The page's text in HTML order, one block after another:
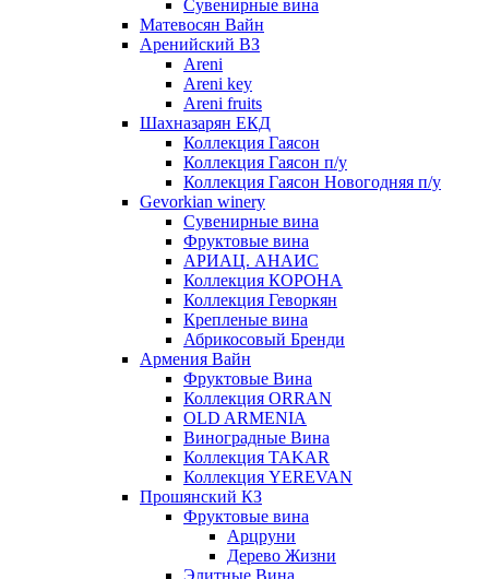
Cувенирные вина
Матевосян Вайн
Аренийский ВЗ
Areni
Areni key
Areni fruits
Шахназарян ЕКД
Коллекция Гаясон
Коллекция Гаясон п/у
Коллекция Гаясон Новогодняя п/у
Gevorkian winery
Сувенирные вина
Фруктовые вина
АРИАЦ. АНАИС
Коллекция КОРОНА
Коллекция Геворкян
Крепленые вина
Абрикосовый Бренди
Армения Вайн
Фруктовые Вина
Коллекция ORRAN
OLD ARMENIA
Виноградные Вина
Коллекция TAKAR
Коллекция YEREVAN
Прошянский КЗ
Фруктовые вина
Арцруни
Дерево Жизни
Элитные Вина